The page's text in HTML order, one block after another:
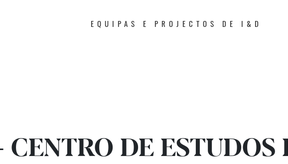
EQUIPAS E PROJECTOS DE I&D
CENTRO DE